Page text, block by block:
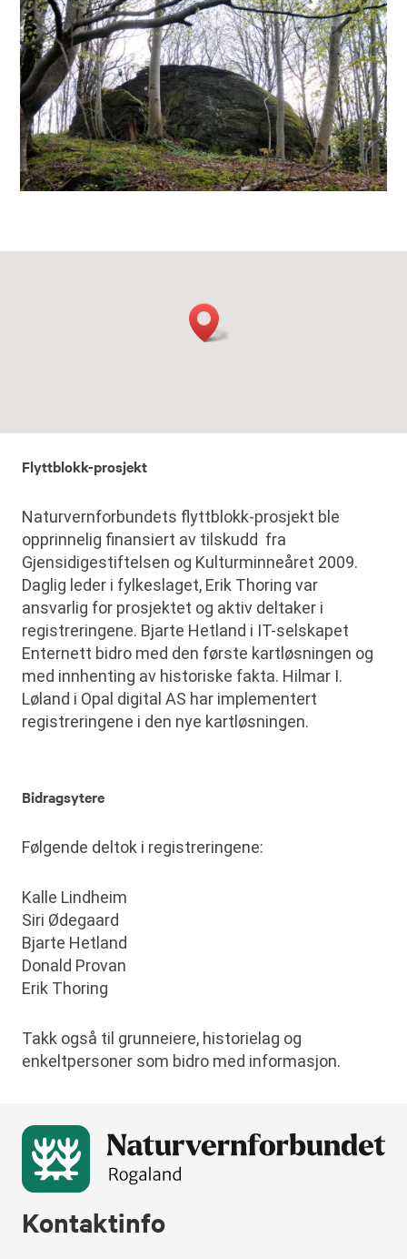
Flyttblokk-prosjekt
Naturvernforbundets flyttblokk-prosjekt ble
opprinnelig finansiert av tilskudd fra
Gjensidigestiftelsen og Kulturminneåret 2009.
Daglig leder i fylkeslaget, Erik Thoring var
ansvarlig for prosjektet og aktiv deltaker i
registreringene. Bjarte Hetland i IT-selskapet
Enternett bidro med den første kartløsningen og
med innhenting av historiske fakta. Hilmar I.
Løland i Opal digital AS har implementert
registreringene i den nye kartløsningen.
Bidragsytere
Følgende deltok i registreringene:
Kalle Lindheim
Siri Ødegaard
Bjarte Hetland
Donald Provan
Erik Thoring
Takk også til grunneiere, historielag og
enkeltpersoner som bidro med informasjon.
Kontaktinfo